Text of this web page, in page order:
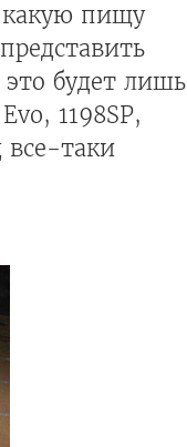
какую пищу
будет лишь
1198SP,
все-таки